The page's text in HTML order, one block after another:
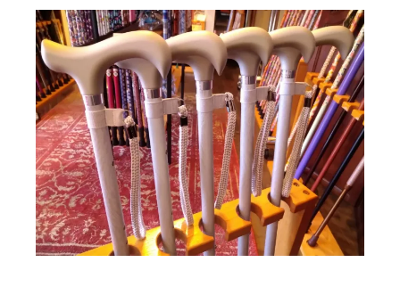
グリップが握りやすいと喜んでもらえました。
岐阜県 Sさん（28歳 男性））